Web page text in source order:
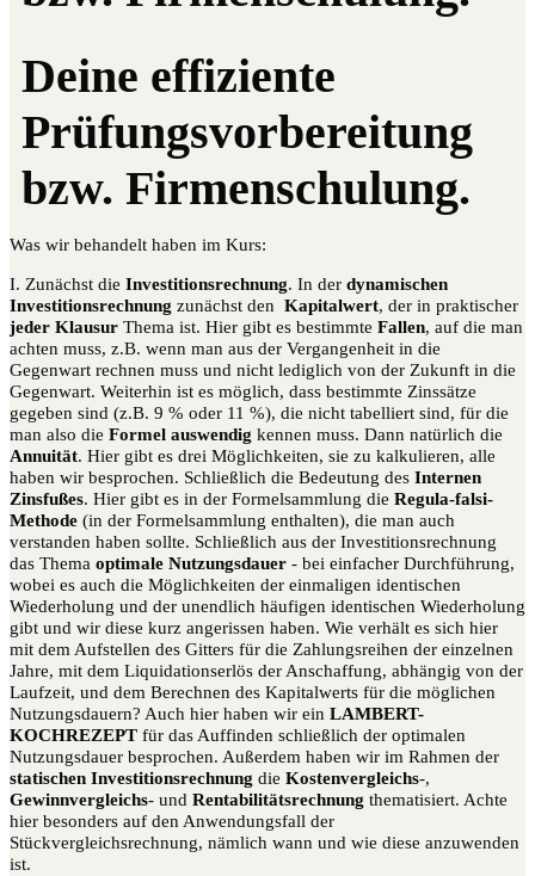
Was wir behandelt haben im Kurs:
I. Zunächst die Investitionsrechnung. In der dynamischen
Investitionsrechnung zunächst den Kapitalwert, der in praktischer
jeder Klausur Thema ist. Hier gibt es bestimmte Fallen, auf die man
achten muss, z.B. wenn man aus der Vergangenheit in die
Gegenwart rechnen muss und nicht lediglich von der Zukunft in die
Gegenwart. Weiterhin ist es möglich, dass bestimmte Zinssätze
gegeben sind (z.B. 9 % oder 11 %), die nicht tabelliert sind, für die
man also die Formel auswendig kennen muss. Dann natürlich die
Annuität. Hier gibt es drei Möglichkeiten, sie zu kalkulieren, alle
haben wir besprochen. Schließlich die Bedeutung des Internen
Zinsfußes. Hier gibt es in der Formelsammlung die Regula-falsi-
Methode (in der Formelsammlung enthalten), die man auch
verstanden haben sollte. Schließlich aus der Investitionsrechnung
das Thema optimale Nutzungsdauer - bei einfacher Durchführung,
wobei es auch die Möglichkeiten der einmaligen identischen
Wiederholung und der unendlich häufigen identischen Wiederholung
gibt und wir diese kurz angerissen haben. Wie verhält es sich hier
mit dem Aufstellen des Gitters für die Zahlungsreihen der einzelnen
Jahre, mit dem Liquidationserlös der Anschaffung, abhängig von der
Laufzeit, und dem Berechnen des Kapitalwerts für die möglichen
Nutzungsdauern? Auch hier haben wir ein LAMBERT-
KOCHREZEPT für das Auffinden schließlich der optimalen
Nutzungsdauer besprochen. Außerdem haben wir im Rahmen der
statischen Investitionsrechnung die Kostenvergleichs-,
Gewinnvergleichs- und Rentabilitätsrechnung thematisiert. Achte
hier besonders auf den Anwendungsfall der
Stückvergleichsrechnung, nämlich wann und wie diese anzuwenden
ist.